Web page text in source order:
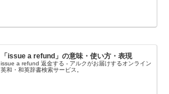
「issue a refund」の意味・使い方・表現
issue a refund 返金する - アルクがお届けするオンライン
英和・和英辞書検索サービス。